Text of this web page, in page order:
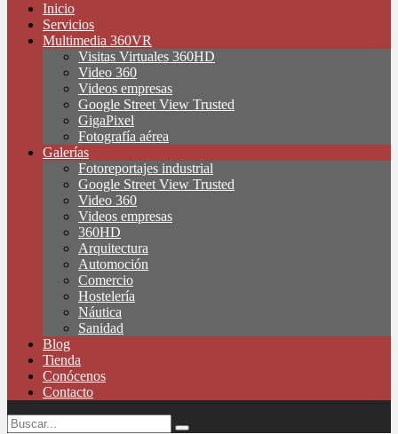
Inicio
Servicios
Multimedia 360VR
Visitas Virtuales 360HD
Video 360
Videos empresas
Google Street View Trusted
GigaPixel
Fotografía aérea
Galerías
Fotoreportajes industrial
Google Street View Trusted
Video 360
Videos empresas
360HD
Arquitectura
Automoción
Comercio
Hostelería
Náutica
Sanidad
Blog
Tienda
Conócenos
Contacto